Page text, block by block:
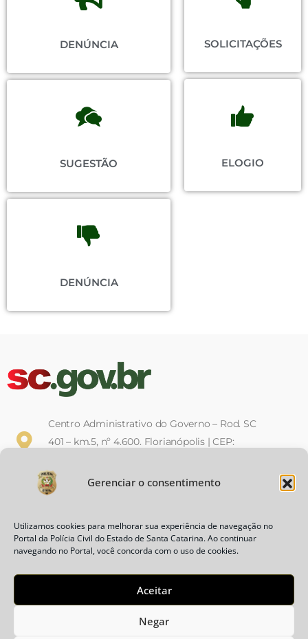
Gerenciar o consentimento
Utilizamos cookies para melhorar sua experiência de navegação no
Portal da Polícia Civil do Estado de Santa Catarina. Ao continuar
navegando no Portal, você concorda com o uso de cookies.
Aceitar
Negar
DENÚNCIA
SUGESTÃO
DENÚNCIA
SOLICITAÇÕES
ELOGIO
Centro Administrativo do Governo – Rod. SC
401 – km.5, nº 4.600. Florianópolis | CEP:
Horário de Expediente: Das 12h às
(Decreto Nº 1.410 de 18 de Dezembro de 2017)